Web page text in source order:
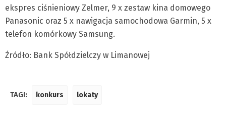
ekspres ciśnieniowy Zelmer, 9 x zestaw kina domowego
Panasonic oraz 5 x nawigacja samochodowa Garmin, 5 x
telefon komórkowy Samsung.
Źródło: Bank Spółdzielczy w Limanowej
TAGI: konkurs lokaty